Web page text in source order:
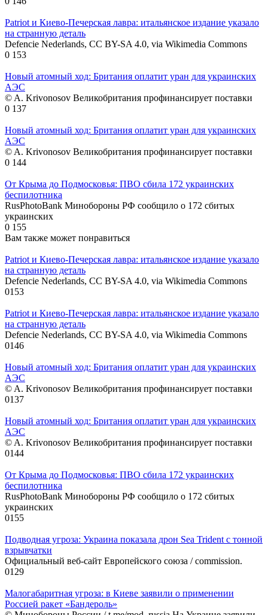
Patriot и Киево-Печерская лавра: итальянское издание указало
на странную деталь
Defencie Nederlands, CC BY-SA 4.0, via Wikimedia Commons
0 153
Новый атомный ход: Британия оплатит уран для украинских
АЭС
© A. Krivonosov Великобритания профинансирует поставки
0 137
Новый атомный ход: Британия оплатит уран для украинских
АЭС
© A. Krivonosov Великобритания профинансирует поставки
0 144
От Крыма до Подмосковья: ПВО сбила 172 украинских
беспилотника
RusPhotoBank Минобороны РФ сообщило о 172 сбитых
украинских
0 155
Вам также может понравиться
Patriot и Киево-Печерская лавра: итальянское издание указало
на странную деталь
Defencie Nederlands, CC BY-SA 4.0, via Wikimedia Commons
0153
Patriot и Киево-Печерская лавра: итальянское издание указало
на странную деталь
Defencie Nederlands, CC BY-SA 4.0, via Wikimedia Commons
0146
Новый атомный ход: Британия оплатит уран для украинских
АЭС
© A. Krivonosov Великобритания профинансирует поставки
0137
Новый атомный ход: Британия оплатит уран для украинских
АЭС
© A. Krivonosov Великобритания профинансирует поставки
0144
От Крыма до Подмосковья: ПВО сбила 172 украинских
беспилотника
RusPhotoBank Минобороны РФ сообщило о 172 сбитых
украинских
0155
Подводная угроза: Украина показала дрон Sea Trident с тонной
взрывчатки
Официальный веб-сайт Европейского союза / commission.
0129
Малогабаритная угроза: в Киеве заявили о применении
Россией ракет «Бандероль»